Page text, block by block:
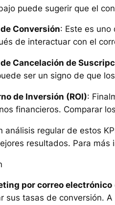
puede sugerir que el
Conversión: Este es uno
de interactuar con el
Cancelación de
ser un signo de que
de Inversión (ROI):
financieros. Comparar
análisis regular de estos
resultados. Para
por correo electrónico
sus tasas de conversión.